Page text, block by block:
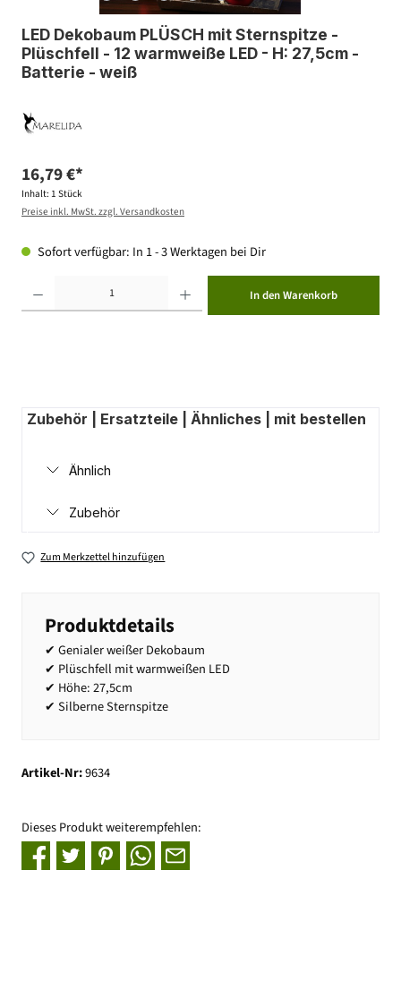
LED Dekobaum PLÜSCH mit Sternspitze -
Plüschfell - 12 warmweiße LED - H: 27,5cm -
Batterie - weiß
16,79 €*
Inhalt: 1 Stück
Preise inkl. MwSt. zzgl. Versandkosten
Sofort verfügbar: In 1 - 3 Werktagen bei Dir
In den Warenkorb
Zubehör | Ersatzteile | Ähnliches | mit bestellen
Ähnlich
Zubehör
Zum Merkzettel hinzufügen
Produktdetails
✔ Genialer weißer Dekobaum
✔ Plüschfell mit warmweißen LED
✔ Höhe: 27,5cm
✔ Silberne Sternspitze
Artikel-Nr:9634
Dieses Produkt weiterempfehlen: